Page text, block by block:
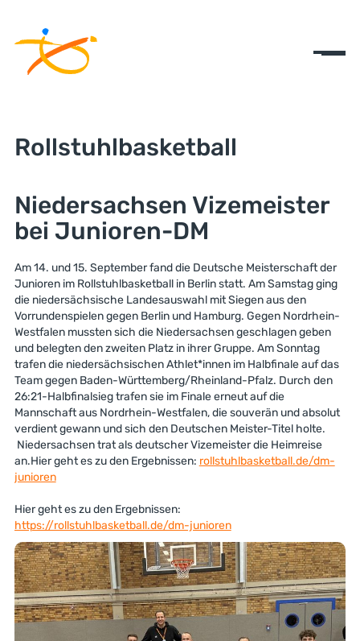
Rollstuhlbasketball
Niedersachsen Vizemeister
bei Junioren-DM
Am 14. und 15. September fand die Deutsche Meisterschaft der
Junioren im Rollstuhlbasketball in Berlin statt. Am Samstag ging
die niedersächsische Landesauswahl mit Siegen aus den
Vorrundenspielen gegen Berlin und Hamburg. Gegen Nordrhein-
Westfalen mussten sich die Niedersachsen geschlagen geben
und belegten den zweiten Platz in ihrer Gruppe. Am Sonntag
trafen die niedersächsischen Athlet*innen im Halbfinale auf das
Team gegen Baden-Württemberg/Rheinland-Pfalz. Durch den
26:21-Halbfinalsieg trafen sie im Finale erneut auf die
Mannschaft aus Nordrhein-Westfalen, die souverän und absolut
verdient gewann und sich den Deutschen Meister-Titel holte.
Niedersachsen trat als deutscher Vizemeister die Heimreise
an.Hier geht es zu den Ergebnissen: rollstuhlbasketball.de/dm-
junioren
Hier geht es zu den Ergebnissen:
https://rollstuhlbasketball.de/dm-junioren